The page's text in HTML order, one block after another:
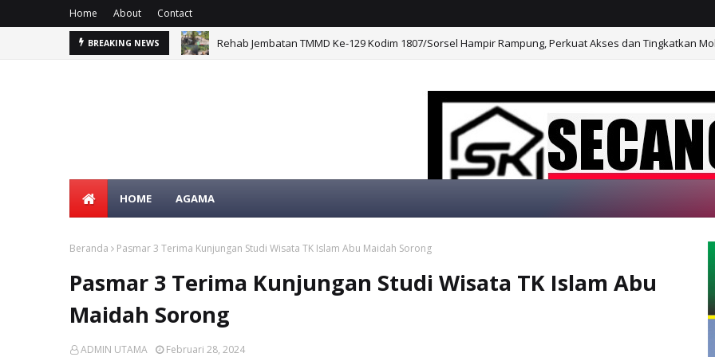
Home About Contact
BREAKING NEWS Rehab Jembatan TMMD Ke-129 Kodim 1807/Sorsel Hampir Rampung, Perkuat Akses dan Tingkatkan
SELAMAT DATANG
HOME AGAMA
Beranda Pasmar 3 Terima Kunjungan Studi Wisata TK Islam Abu Maidah Sorong
Pasmar 3 Terima Kunjungan Studi Wisata TK Islam Abu
Maidah Sorong
ADMIN UTAMA Februari 28, 2024